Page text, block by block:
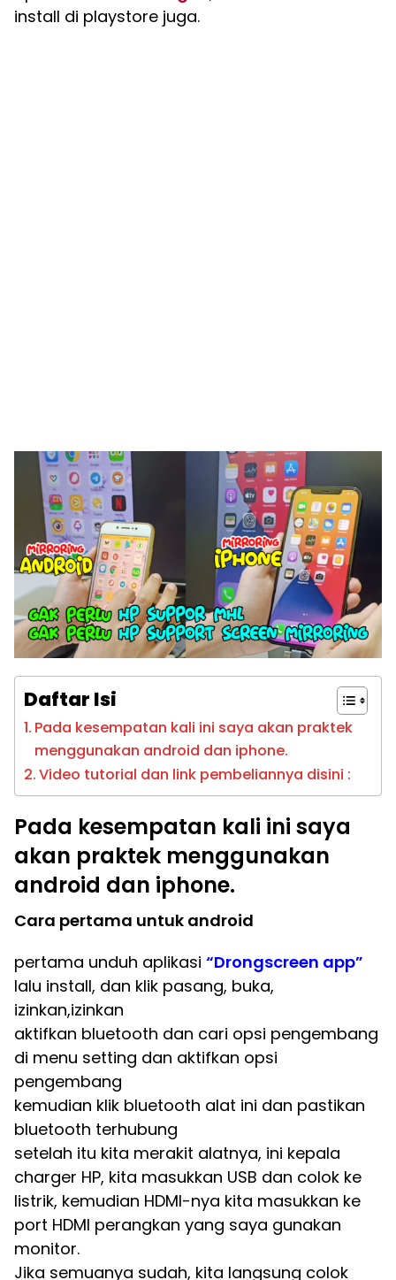
install di playstore juga.
Daftar Isi
Pada kesempatan kali ini saya akan praktek
menggunakan android dan iphone.
Video tutorial dan link pembeliannya disini :
Pada kesempatan kali ini saya
akan praktek menggunakan
android dan iphone.
Cara pertama untuk android
pertama unduh aplikasi “Drongscreen app”
lalu install, dan klik pasang, buka,
izinkan,izinkan
aktifkan bluetooth dan cari opsi pengembang
di menu setting dan aktifkan opsi
pengembang
kemudian klik bluetooth alat ini dan pastikan
bluetooth terhubung
setelah itu kita merakit alatnya, ini kepala
charger HP, kita masukkan USB dan colok ke
listrik, kemudian HDMI-nya kita masukkan ke
port HDMI perangkan yang saya gunakan
monitor.
Jika semuanya sudah, kita langsung colok